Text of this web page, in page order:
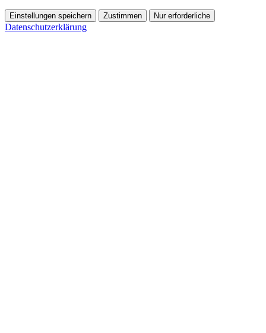
Einstellungen speichern Zustimmen Nur erforderliche
Datenschutzerklärung